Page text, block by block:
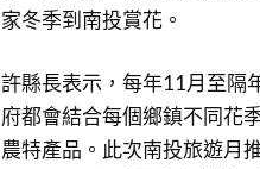
家冬季到南投賞花。
許縣長表示，每年11月至隔
府都會結合每個鄉鎮不同花
農特產品。此次南投旅遊月